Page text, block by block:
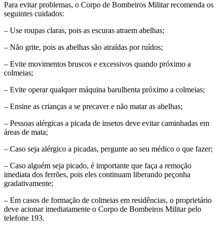
Para evitar problemas, o Corpo de Bombeiros Militar recomenda os
seguintes cuidados:
– Use roupas claras, pois as escuras atraem abelhas;
– Não grite, pois as abelhas são atraídas por ruídos;
– Evite movimentos bruscos e excessivos quando próximo a
colmeias;
– Evite operar qualquer máquina barulhenta próximo a colmeias;
– Ensine as crianças a se precaver e não matar as abelhas;
– Pessoas alérgicas a picada de insetos deve evitar caminhadas em
áreas de mata;
– Caso seja alérgico a picadas, pergunte ao seu médico o que fazer;
– Caso alguém seja picado, é importante que faça a remoção
imediata dos ferrões, pois eles continuam liberando peçonha
gradativamente;
– Em casos de formação de colmeias em residências, o proprietário
deve acionar imediatamente o Corpo de Bombeiros Militar pelo
telefone 193.